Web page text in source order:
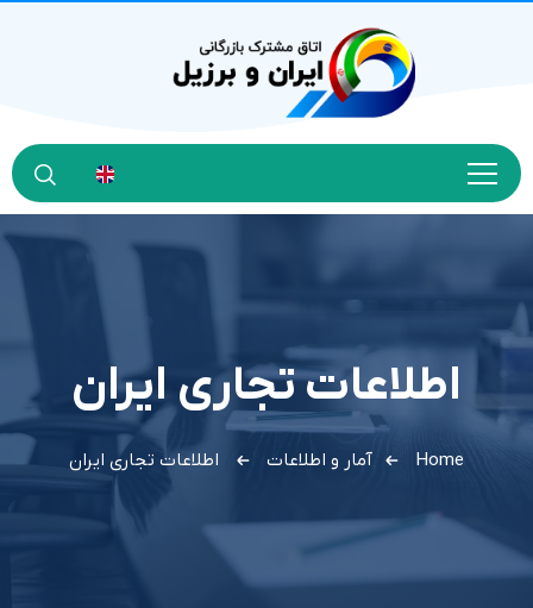
اطلاعات تجاري ايران
Home آمار و اطلاعات اطلاعات تجاري ايران